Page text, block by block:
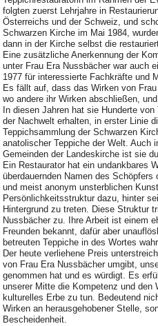
folgten zuerst Lehrjahre in
Österreichs und der Schweiz, und
Schwarzen Kirche im Mai 1984,
dann in der Kirche selbst die
Eine zusätzliche Anerkennung der
unter Frau Era Nussbächer war auch
1977 für interessierte Fachkräfte und
Es fällt auf, dass das Wirken von
wo andere ihr Wirken abschließen,
In diesen Jahren hat sie Hunderte
der Nachwelt erhalten, in erster Linie
Teppichsammlung der Schwarzen
anatolischer Teppiche der Welt. Auch
Gemeinden der Landeskirche ist sie
Ein Restaurator hat ein undankbares
überdauernden Namen des Schöpfers
und meist anonym unsterblichen
Persönlichkeitsstruktur dazu, hinter
Hintergrund zu treten. Diese Struktur
Nussbächer zu. Ihre Arbeit ist einem
Freunden bekannt, dafür aber
betreuten Teppiche in des Wortes
Der heute verliehene Preis
von Frau Era Nussbächer umgibt,
genommen hat und es würdigt. Es
unserer Mitte die Kompetenz und den
kulturelles Erbe zu tun. Bedeutend
Wirken an herausgehobener Stelle,
Bescheidenheit.